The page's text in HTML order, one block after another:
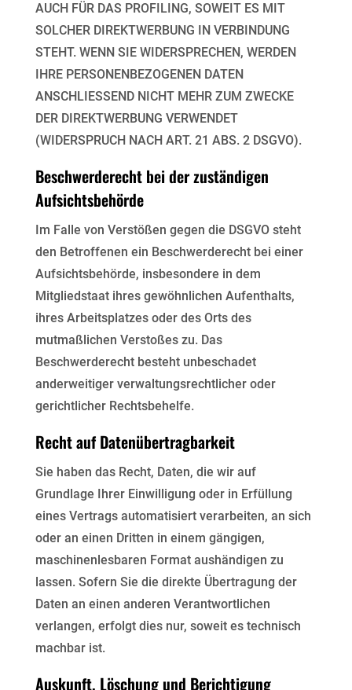
AUCH FÜR DAS PROFILING, SOWEIT ES MIT
SOLCHER DIREKTWERBUNG IN VERBINDUNG
STEHT. WENN SIE WIDERSPRECHEN, WERDEN
IHRE PERSONENBEZOGENEN DATEN
ANSCHLIESSEND NICHT MEHR ZUM ZWECKE
DER DIREKTWERBUNG VERWENDET
(WIDERSPRUCH NACH ART. 21 ABS. 2 DSGVO).
Beschwerderecht bei der zuständigen
Aufsichtsbehörde
Im Falle von Verstößen gegen die DSGVO steht
den Betroffenen ein Beschwerderecht bei einer
Aufsichtsbehörde, insbesondere in dem
Mitgliedstaat ihres gewöhnlichen Aufenthalts,
ihres Arbeitsplatzes oder des Orts des
mutmaßlichen Verstoßes zu. Das
Beschwerderecht besteht unbeschadet
anderweitiger verwaltungsrechtlicher oder
gerichtlicher Rechtsbehelfe.
Recht auf Datenübertragbarkeit
Sie haben das Recht, Daten, die wir auf
Grundlage Ihrer Einwilligung oder in Erfüllung
eines Vertrags automatisiert verarbeiten, an sich
oder an einen Dritten in einem gängigen,
maschinenlesbaren Format aushändigen zu
lassen. Sofern Sie die direkte Übertragung der
Daten an einen anderen Verantwortlichen
verlangen, erfolgt dies nur, soweit es technisch
machbar ist.
Auskunft, Löschung und Berichtigung